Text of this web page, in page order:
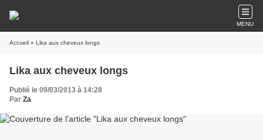
MENU
Accueil » Lika aux cheveux longs
Lika aux cheveux longs
Publié le 09/03/2013 à 14:28
Par Za